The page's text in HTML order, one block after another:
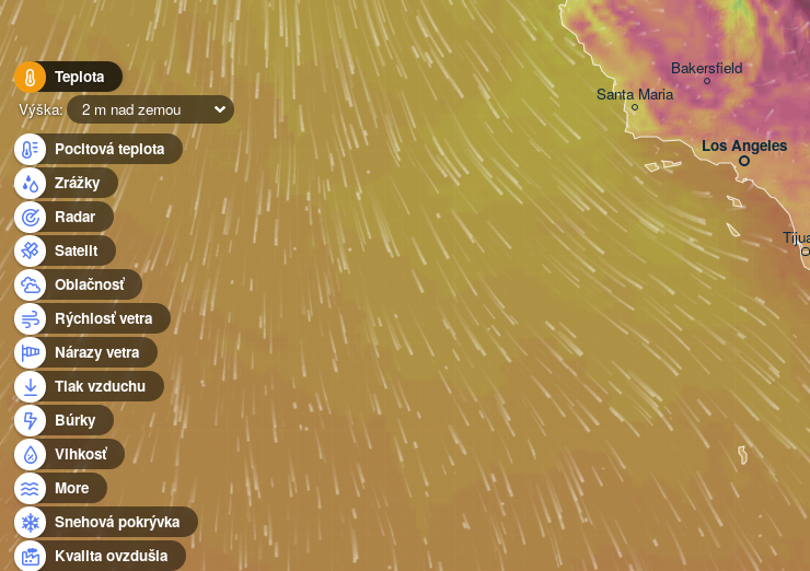
Teplota
Výška:
2 m nad zemou
Pocitová teplota
Zrážky
Radar
Satelit
Oblačnosť
Rýchlosť vetra
Nárazy vetra
Tlak vzduchu
Búrky
Vlhkosť
More
Snehová pokrývka
Kvalita ovzdušia
Los Angeles
Santa Maria
Bakersfield